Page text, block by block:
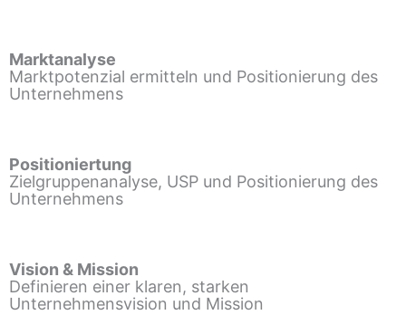
Marktanalyse
Marktpotenzial ermitteln und Positionierung des
Unternehmens
Positioniertung
Zielgruppenanalyse, USP und Positionierung des
Unternehmens
Vision & Mission
Definieren einer klaren, starken
Unternehmensvision und Mission